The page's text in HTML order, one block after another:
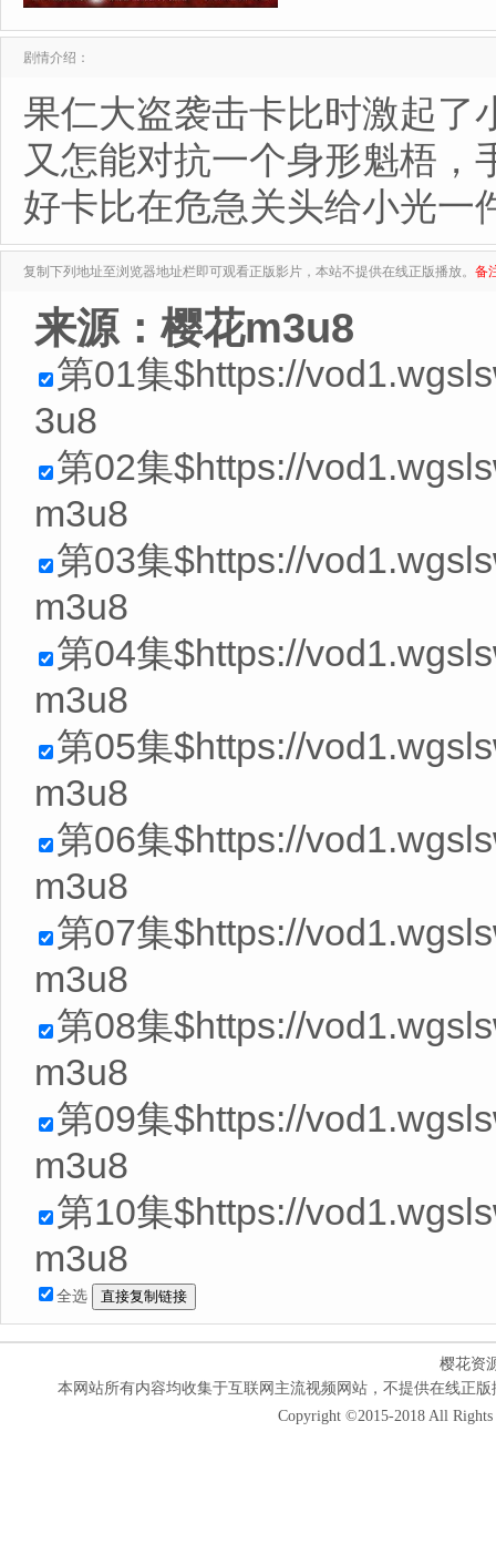
剧情介绍：
果仁大盗袭击卡比时激起了
又怎能对抗一个身形魁梧，
好卡比在危急关头给小光一
复制下列地址至浏览器地址栏即可观看正版影片，本站不提供在线正版播放。 备
来源：樱花m3u8
第01集$https://
3u8
第02集$https://
m3u8
第03集$https://
m3u8
第04集$https://
m3u8
第05集$https://
m3u8
第06集$https://
m3u8
第07集$https://
m3u8
第08集$https://
m3u8
第09集$https://
m3u8
第10集$https://
m3u8
全选
樱花资
本网站所有内容均收集于互联网主流视频网站，不提供在线正
Copyright ©2015-2018 All Rights